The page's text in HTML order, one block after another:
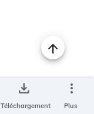
save_alt
Téléchargement
more_vert
Plus